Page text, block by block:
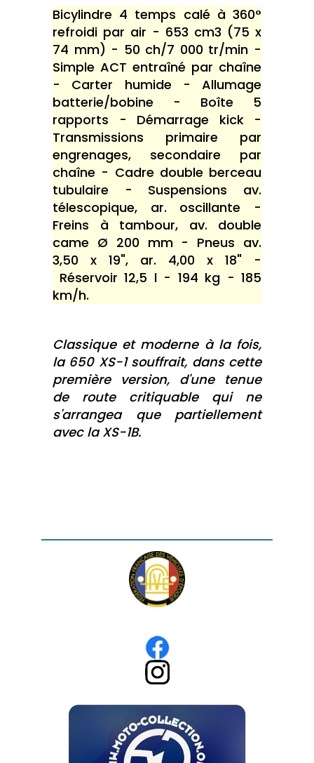
Bicylindre 4 temps calé à 360°
refroidi par air - 653 cm3 (75 x
74 mm) - 50 ch/7 000 tr/min -
Simple ACT entraîné par chaîne
- Carter humide - Allumage
batterie/bobine - Boîte 5
rapports - Démarrage kick -
Transmissions primaire par
engrenages, secondaire par
chaîne - Cadre double berceau
tubulaire - Suspensions av.
télescopique, ar. oscillante -
Freins à tambour, av. double
came Ø 200 mm - Pneus av.
3,50 x 19", ar. 4,00 x 18" -
Réservoir 12,5 l - 194 kg - 185
km/h.
Classique et moderne à la fois,
la 650 XS-1 souffrait, dans cette
première version, d'une tenue
de route critiquable qui ne
s'arrangea que partiellement
avec la XS-1B.